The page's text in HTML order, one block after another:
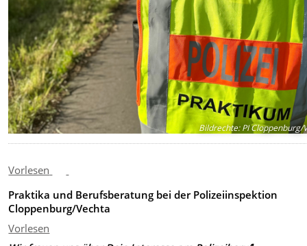
Bildrechte:PI Cloppenburg/
Vorlesen
Praktika und Berufsberatung bei der Polizeiinspektion
Cloppenburg/Vechta
Vorlesen